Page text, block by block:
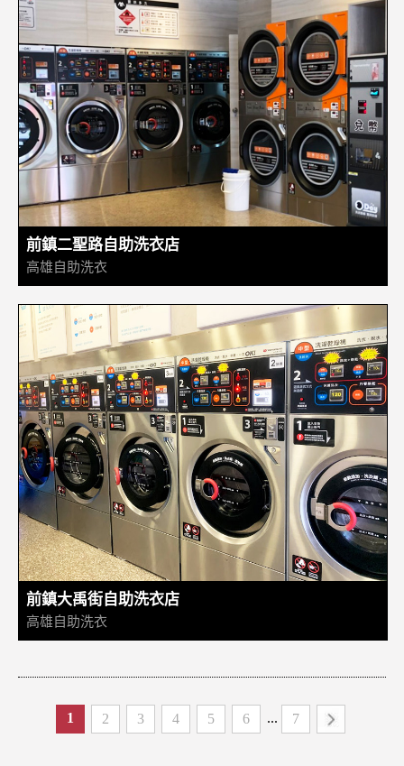
前鎮二聖路自助洗衣店
高雄自助洗衣
前鎮大禹街自助洗衣店
高雄自助洗衣
1 2 3 4 5 6 ... 7